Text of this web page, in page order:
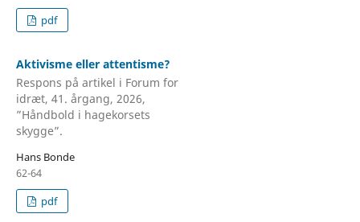
pdf
Aktivisme eller attentisme?
Respons på artikel i Forum for
idræt, 41. årgang, 2026,
”Håndbold i hagekorsets
skygge”.
Hans Bonde
62-64
pdf